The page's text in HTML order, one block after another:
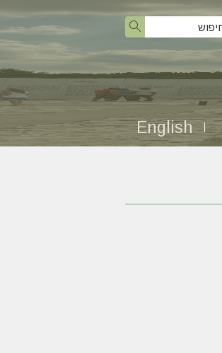
English